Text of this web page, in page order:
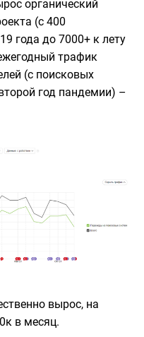
органический
(с 400
года до 7000+ к лету
трафик
(с поисковых
год пандемии) –
вырос, на
в месяц.